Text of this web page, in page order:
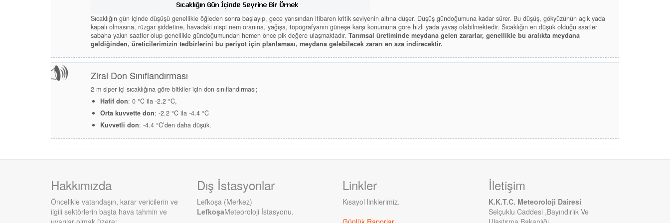
Sıcaklığın gün içinde düşüşü genellikle öğleden sonra başlayıp, gece yarısından itibaren kritik seviyenin altına düşer. Düşüş gündoğumuna kadar sürer. Bu düşüş, gökyüzünün açık yada
kapalı olmasına, rüzgar şiddetine, havadaki nispi nem oranına, yağışa, topografyanın güneşe karşı konumuna göre hızlı yada yavaş olabilmektedir. Sıcaklığın en düşük olduğu saatler
sabaha yakın saatler olup genellikle gündoğumundan hemen önce pik değere ulaşmaktadır. Tarımsal üretiminde meydana gelen zararlar, genellikle bu aralıkta meydana
geldiğinden, üreticilerimizin tedbirlerini bu periyot için planlaması, meydana gelebilecek zararı en aza indirecektir.
Zirai Don Sınıflandırması
2 m siper içi sıcaklığına göre bitkiler için don sınıflandırması;
Hafif don: 0 °C ila -2.2 °C,
Orta kuvvette don: -2.2 °C ila -4.4 °C
Kuvvetli don: -4.4 °C’den daha düşük.
Hakkımızda
Öncelikle vatandaşın, karar vericilerin ve
ilgili sektörlerin başta hava tahmin ve
Dış İstasyonlar
Lefkoşa (Merkez)
LefkoşaMeteoroloji İstasyonu.
Linkler
Kısayol linklerimiz.
İletişim
K.K.T.C. Meteoroloji Dairesi
Selçuklu Caddesi ,Bayındırlık Ve